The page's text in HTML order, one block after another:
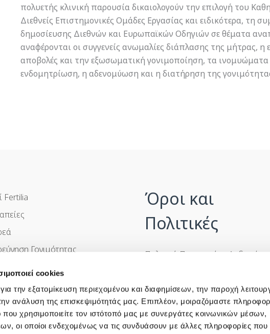
cookies
την εξατομίκευση περιεχομένου και διαφημίσεων, την παροχή
ανάλυση της επισκεψιμότητάς μας. Επιπλέον, μοιραζόμαστε
χρησιμοποιείτε τον ιστότοπό μας με συνεργάτες κοινωνικών μέσων,
οι οποίοι ενδεχομένως να τις συνδυάσουν με άλλες πληροφορίες που
πολυετής κλινική παρουσία δικαιολογούν την επιλογή του
Διεθνείς Επιστημονικές Ομάδες Εργασίας και ειδικότερα, τη
δημοσίευσης Διεθνών και Ευρωπαϊκών Οδηγιών σε θέματα
αναφέρονται οι συγγενείς ανωμαλίες διάπλασης της μήτρας,
αποβολές και την εξωσωματική γονιμοποίηση, τα
ενδομητρίωση, η αδενομύωση και η διατήρηση της
Fertilia
Γονιμότητας
Ερωτήσεις
Όροι και
Πολιτικές
Πολιτική Προστασίας Δεδομένων
Πολιτική Βίας και Παρενόχλησης
Πολιτική Cookies
Όροι & Προϋποθέσεις Χρήσης